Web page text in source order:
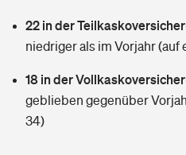
Sie haben Fragen?
Restkreditversicherung
Tools
Hundehalter-Haftpflicht
Handyversicherung
Tools
Wer versichert was: Jetzt
22 in der
niedriger als im Vorjahr (auf
18 in der
geblieben gegenüber
34)